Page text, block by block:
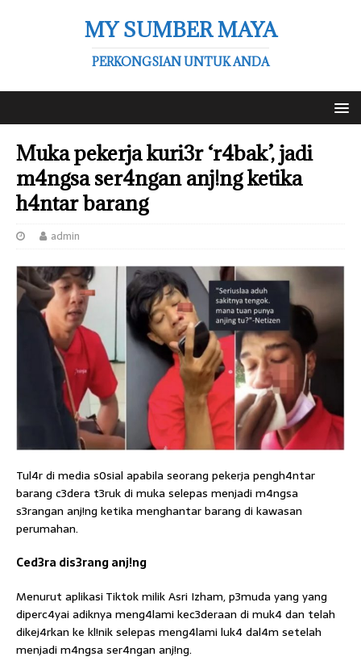
MY SUMBER MAYA
PERKONGSIAN UNTUK ANDA
Muka pekerja kuri3r ‘r4bak’, jadi
m4ngsa ser4ngan anj!ng ketika
h4ntar barang
admin
Tul4r di media s0sial apabila seorang pekerja pengh4ntar
barang c3dera t3ruk di muka selepas menjadi m4ngsa
s3rangan anj!ng ketika menghantar barang di kawasan
perumahan.
Ced3ra dis3rang anj!ng
Menurut aplikasi Tiktok milik Asri Izham, p3muda yang yang
diperc4yai adiknya meng4lami kec3deraan di muk4 dan telah
dikej4rkan ke kl!nik selepas meng4lami luk4 dal4m setelah
menjadi m4ngsa ser4ngan anj!ng.